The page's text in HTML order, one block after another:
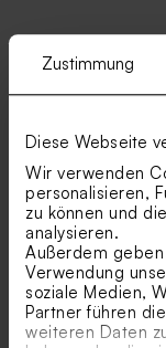
Zustimmung
Diese Webseite
Wir verwenden
personalisieren,
zu können und
analysieren.
Außerdem
Verwendung
soziale Medien,
Partner führen
weiteren Daten
Runder Aufkleber
sanftem Salbeigrün